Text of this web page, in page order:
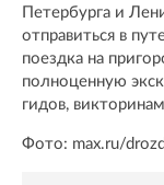
Петербурга и
отправиться в
поездка на
полноценную
гидов,
Фото: max.ru/